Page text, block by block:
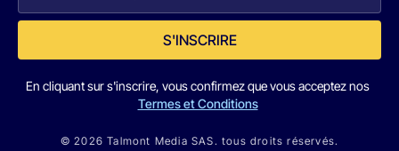
S'INSCRIRE
En cliquant sur s'inscrire, vous confirmez que vous acceptez nos
Termes et Conditions
© 2026 Talmont Media SAS. tous droits réservés.